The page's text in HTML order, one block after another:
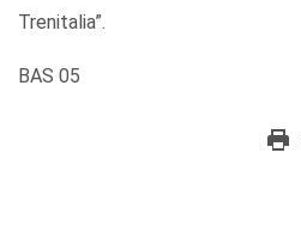
Trenitalia”.
BAS 05